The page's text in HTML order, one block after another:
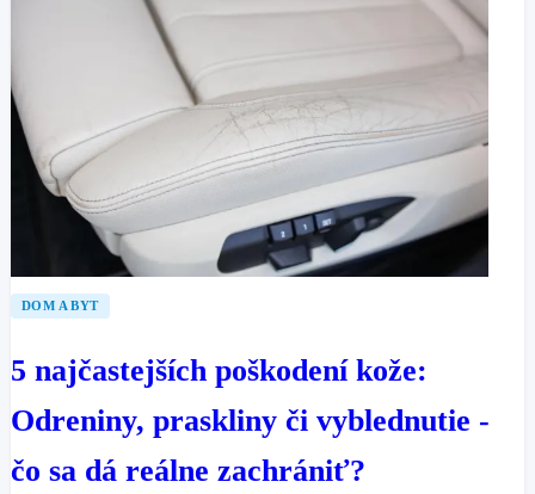
DOM A BYT
5 najčastejších poškodení kože:
Odreniny, praskliny či vyblednutie -
čo sa dá reálne zachrániť?